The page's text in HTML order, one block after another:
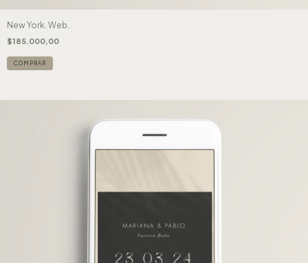
New York. Web.
$185.000,00